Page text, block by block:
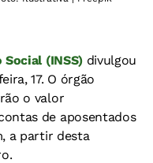
(INSS)divulgou
17. O órgão
o valor
de aposentados
a partir desta